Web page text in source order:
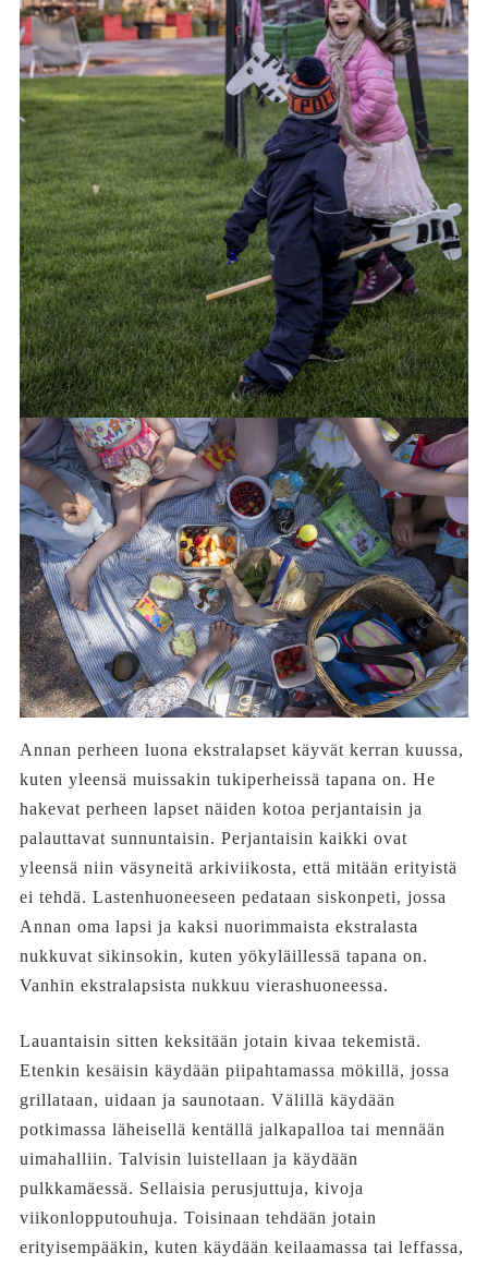
Annan perheen luona ekstralapset käyvät kerran kuussa,
kuten yleensä muissakin tukiperheissä tapana on. He
hakevat perheen lapset näiden kotoa perjantaisin ja
palauttavat sunnuntaisin. Perjantaisin kaikki ovat
yleensä niin väsyneitä arkiviikosta, että mitään erityistä
ei tehdä. Lastenhuoneeseen pedataan siskonpeti, jossa
Annan oma lapsi ja kaksi nuorimmaista ekstralasta
nukkuvat sikinsokin, kuten yökyläillessä tapana on.
Vanhin ekstralapsista nukkuu vierashuoneessa.
Lauantaisin sitten keksitään jotain kivaa tekemistä.
Etenkin kesäisin käydään piipahtamassa mökillä, jossa
grillataan, uidaan ja saunotaan. Välillä käydään
potkimassa läheisellä kentällä jalkapalloa tai mennään
uimahalliin. Talvisin luistellaan ja käydään
pulkkamäessä. Sellaisia perusjuttuja, kivoja
viikonlopputouhuja. Toisinaan tehdään jotain
erityisempääkin, kuten käydään keilaamassa tai leffassa,